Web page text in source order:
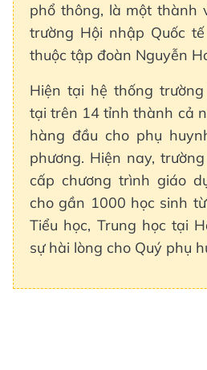
phổ thông, là một thành
trường Hội nhập Quốc
thuộc tập đoàn Nguyễn
Hiện tại hệ thống
tại trên 14 tỉnh thành cả
hàng đầu cho phụ
phương. Hiện nay,
cấp chương trình giáo
cho gần 1000 học sinh
Tiểu học, Trung học tại
sự hài lòng cho Quý phụ